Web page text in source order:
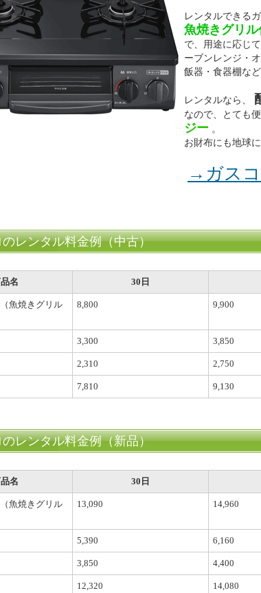
レンタルできる
魚焼きグリル
で、用途に応じ
ーブンレンジ・
飯器・食器棚な
レンタルなら、
なので、とても
ジー 。
お財布にも地球
→ガス
レンタル料金例（中古）
名 30日
魚焼きグリル
8,800 9,900
3,300 3,850
2,310 2,750
7,810 9,130
レンタル料金例（新品）
名 30日
魚焼きグリル
13,090 14,960
5,390 6,160
3,850 4,400
12,320 14,080